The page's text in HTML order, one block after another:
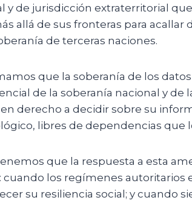
y de jurisdicción extraterritorial
allá de sus fronteras para
de terceras naciones.
que la soberanía de los
de la soberanía nacional y de
derecho a decidir sobre su
libres de dependencias que
que la respuesta a esta
cuando los regímenes autoritarios
su resiliencia social; y cuando